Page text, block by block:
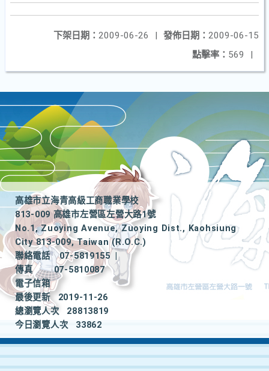
發佈日期： 2009-06-15
下架日期： 2009-06-26
|
點擊率： 569 |
高雄市立海青高級工商職業學校
813-009 高雄市左營區左營大路1號
No.1, Zuoying Avenue, Zuoying Dist., Kaohsiung
City 813-009, Taiwan (R.O.C.)
聯絡電話
07-5819155
|
傳真
07-5810087
電子信箱
最後更新
2019-11-26
總瀏覽人次
28813819
今日瀏覽人次
33862